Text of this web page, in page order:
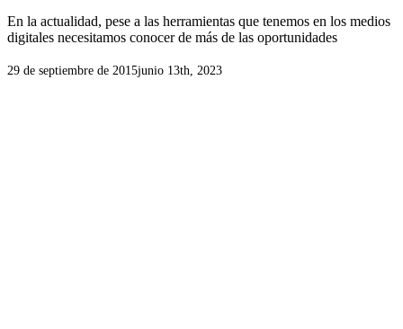
En la actualidad, pese a las herramientas que tenemos en los medios
digitales necesitamos conocer de más de las oportunidades
29 de septiembre de 2015junio 13th, 2023